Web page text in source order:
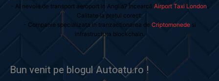
- Ai nevoie de transport aeroport in Anglia? Încearcă Airport Taxi London
Calitate la prețul corect.
- Companie specializata in tranzactionarea de Criptomonedesi
infrastructura blockchain.
Bun venit pe blogul Autoatu.ro !